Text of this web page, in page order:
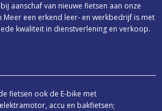
OF MET NAAFVERSNELLING
VERSNELLINGSSYSTEEM OF
OF MEERPERSOONS
TANDEMFIETS
aanschaf van nieuwe fietsen aan onze
Meer een erkend leer- en werkbedrijf is met
kwaliteit in dienstverlening en verkoop.
fietsen ook de E-bike met
accu en bakfietsen;